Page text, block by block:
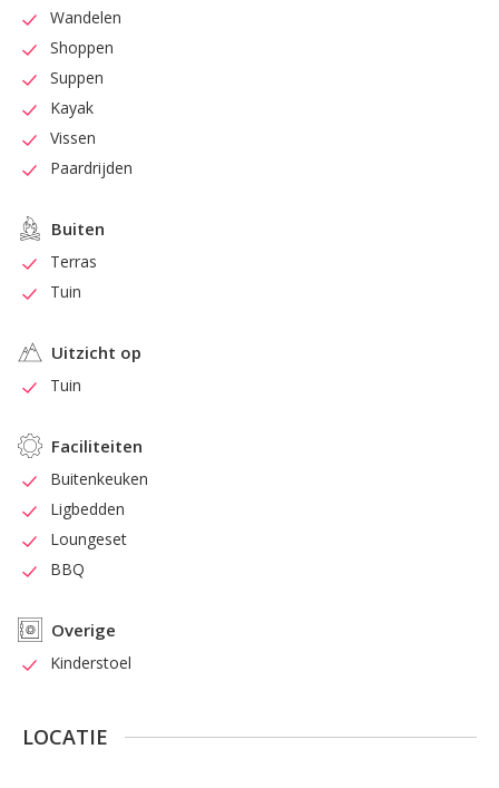
Wandelen
Shoppen
Suppen
Kayak
Vissen
Paardrijden
Buiten
Terras
Tuin
Uitzicht op
Tuin
Faciliteiten
Buitenkeuken
Ligbedden
Loungeset
BBQ
Overige
Kinderstoel
LOCATIE